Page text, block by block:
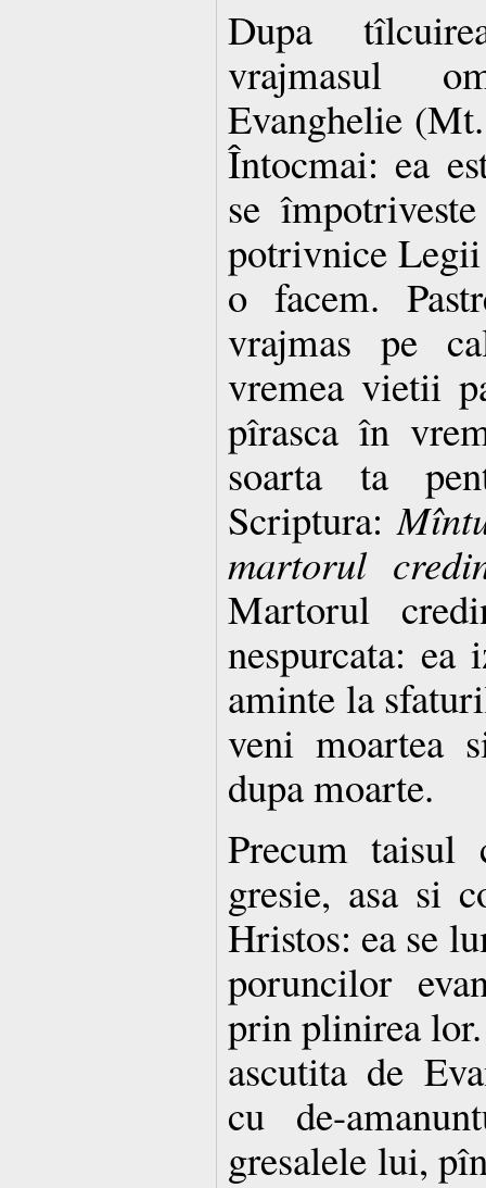
Dupa
vrajmasul
Evanghelie
Întocmai: ea
se
potrivnice
o facem.
vrajmas pe
vremea vietii
pîrasca în
soarta ta
Scriptura:
martorul
Martorul
nespurcata: ea
aminte la
veni moartea
dupa moarte.
Precum
gresie, asa si
Hristos: ea se
poruncilor
prin plinirea
ascutita de
cu de-
gresalele lui,